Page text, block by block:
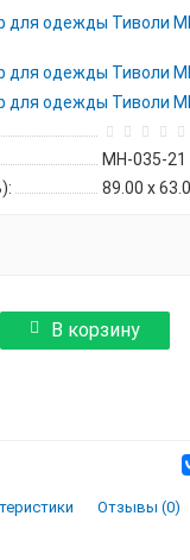
МН-035-21
89.00 x
В корзину
Отзывы (0)